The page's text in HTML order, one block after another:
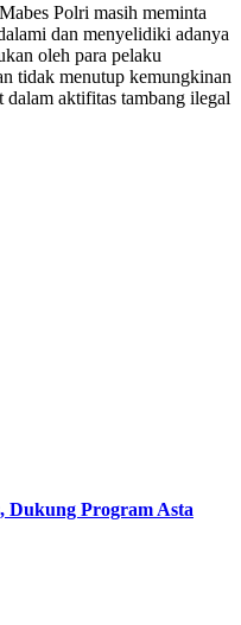
Polri masih meminta
dan menyelidiki adanya
oleh para pelaku
tidak menutup kemungkinan
aktifitas tambang ilegal
Dukung Program Asta